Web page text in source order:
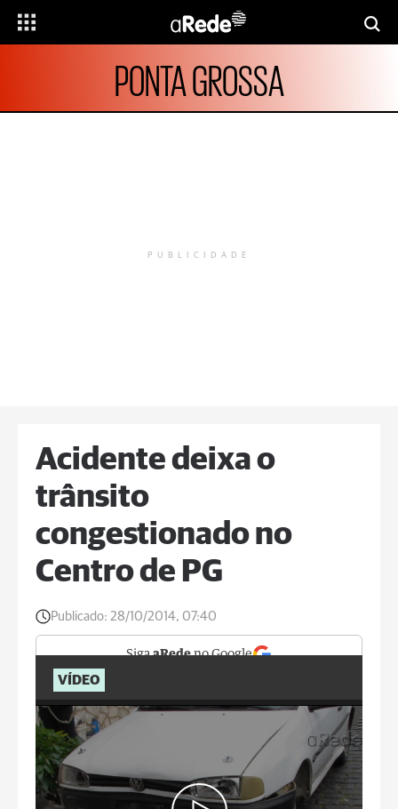
PONTA GROSSA
PUBLICIDADE
Acidente deixa o
trânsito
congestionado no
Centro de PG
Publicado: 28/10/2014, 07:40
SigaaRedeno Google
VÍDEO